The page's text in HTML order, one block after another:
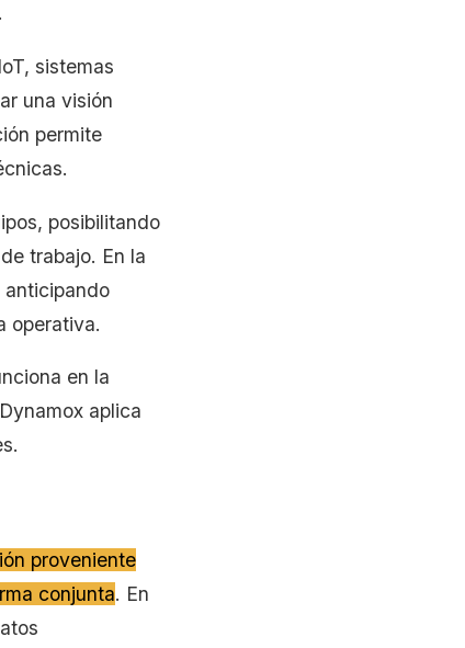
sistemas
una visión
permite
posibilitando
trabajo. En la
anticipando
operativa.
en la
aplica
proveniente
conjunta. En